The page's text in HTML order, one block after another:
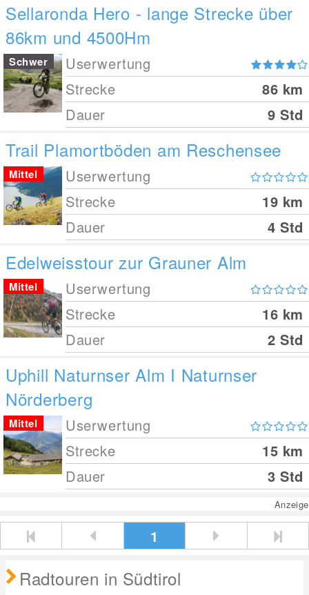
Sellaronda Hero - lange Strecke über
86km und 4500Hm
Userwertung
Schwer
Strecke 86 km
Dauer
9 Std
Trail Plamortböden am Reschensee
Userwertung
Mittel
Strecke 19 km
Dauer
4 Std
Edelweisstour zur Grauner Alm
Userwertung
Mittel
Strecke 16 km
Dauer
2 Std
Uphill Naturnser Alm I Naturnser
Nörderberg
Userwertung
Mittel
Strecke 15 km
Dauer
3 Std
Anzeige
1
Radtouren in Südtirol